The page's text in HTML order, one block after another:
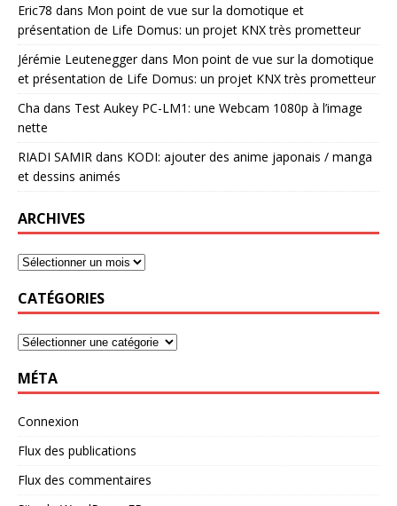
Eric78 dans Mon point de vue sur la domotique et
présentation de Life Domus: un projet KNX très prometteur
Jérémie Leuteneggerdans Mon point de vue sur la domotique
et présentation de Life Domus: un projet KNX très prometteur
Cha dans Test Aukey PC-LM1: une Webcam 1080p à l’image
nette
RIADI SAMIR dans KODI: ajouter des anime japonais / manga
et dessins animés
ARCHIVES
CATÉGORIES
MÉTA
Connexion
Flux des publications
Flux des commentaires